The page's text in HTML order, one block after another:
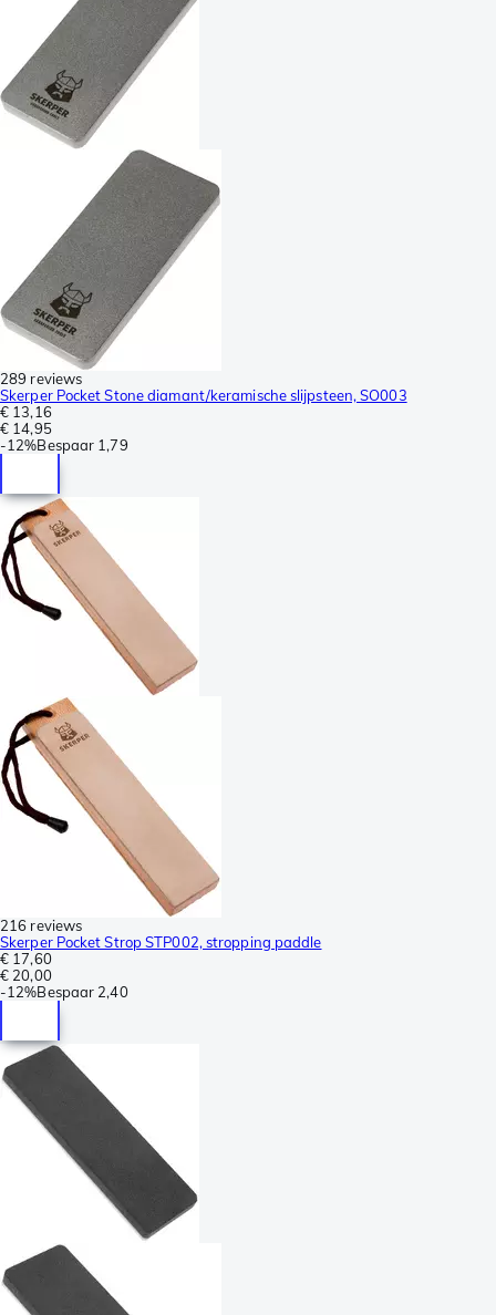
289 reviews
Skerper Pocket Stone diamant/keramische slijpsteen, SO003
€ 13,16
€ 14,95
-12%Bespaar 1,79
216 reviews
Skerper Pocket Strop STP002, stropping paddle
€ 17,60
€ 20,00
-12%Bespaar 2,40